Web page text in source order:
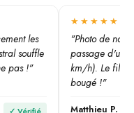
les
souffle
pas !"
★★★★★
"Photo de
passage d'une
km/h). Le filet
bougé !"
Matthieu P.